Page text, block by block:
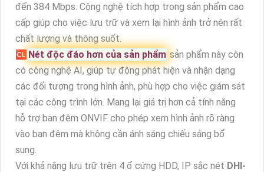
đến 384 Mbps. Cộng nghệ tích hợp trong sản phẩm cao
cấp giúp cho việc lưu trữ và xem lại hình ảnh trở nên rất
chất lượng và thông suốt.
🆑 Nét độc đáo hơn của sản phẩm sản phẩm này còn
có công nghệ AI, giúp tự động phát hiện và nhận dạng
các đối tượng trong hình ảnh, phù hợp cho việc giám sát
tại các công trình lớn. Mang lại giá trị hơn cả tính năng
hỗ trợ ban đêm ONVIF cho phép xem hình ảnh rõ ràng
vào ban đêm mà không cần ánh sáng chiếu sáng bổ
sung.
Với khả năng lưu trữ trên 4 ổ cứng HDD, IP sắc nét DHI-